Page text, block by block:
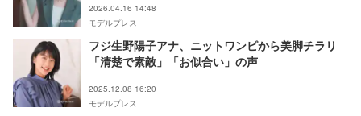
2026.04.16 14:48
モデルプレス
フジ生野陽子アナ、ニットワンピから美脚チラリ
「清楚で素敵」「お似合い」の声
2025.12.08 16:20
モデルプレス